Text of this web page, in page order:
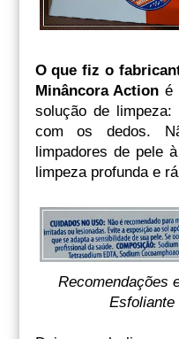
O que fiz o
Minâncora Action é
solução de
com os dedos.
limpadores de pele
limpeza profunda e
Recomendações
Esfoliante